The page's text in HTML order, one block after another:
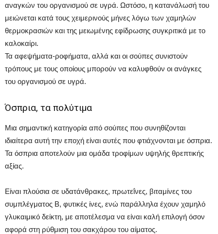
αναγκών του οργανισμού σε υγρά. Ωστόσο, η κατανάλωσή του
μειώνεται κατά τους χειμερινούς μήνες λόγω των χαμηλών
θερμοκρασιών και της μειωμένης εφίδρωσης συγκριτικά με το
καλοκαίρι.
Τα αφεψήματα-ροφήματα, αλλά και οι σούπες συνιστούν
τρόπους με τους οποίους μπορούν να καλυφθούν οι ανάγκες
του οργανισμού σε υγρά.
Όσπρια, τα πολύτιμα
Μια σημαντική κατηγορία από σούπες που συνηθίζονται
ιδιαίτερα αυτή την εποχή είναι αυτές που φτιάχνονται με όσπρια.
Τα όσπρια αποτελούν μια ομάδα τροφίμων υψηλής θρεπτικής
αξίας.
Είναι πλούσια σε υδατάνθρακες, πρωτεΐνες, βιταμίνες του
συμπλέγματος Β, φυτικές ίνες, ενώ παράλληλα έχουν χαμηλό
γλυκαιμικό δείκτη, με αποτέλεσμα να είναι καλή επιλογή όσον
αφορά στη ρύθμιση του σακχάρου του αίματος.